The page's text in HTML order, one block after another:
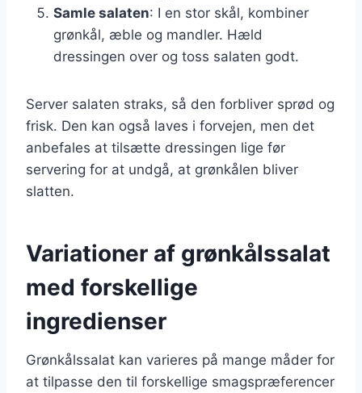
Samle salaten: I en stor skål, kombiner
grønkål, æble og mandler. Hæld
dressingen over og toss salaten godt.
Server salaten straks, så den forbliver sprød og
frisk. Den kan også laves i forvejen, men det
anbefales at tilsætte dressingen lige før
servering for at undgå, at grønkålen bliver
slatten.
Variationer af grønkålssalat
med forskellige
ingredienser
Grønkålssalat kan varieres på mange måder for
at tilpasse den til forskellige smagspræferencer